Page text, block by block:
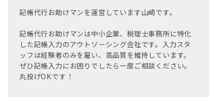
記帳代行お助けマンを運営しています山崎です。
記帳代行お助けマンは中小企業、税理士事務所に特化
した記帳入力のアウトソーシング会社です。入力スタ
ッフは経験者のみを雇い、高品質を維持しています。
ぜひ記帳入力にお困りでしたら一度ご相談ください。
丸投げOKです！